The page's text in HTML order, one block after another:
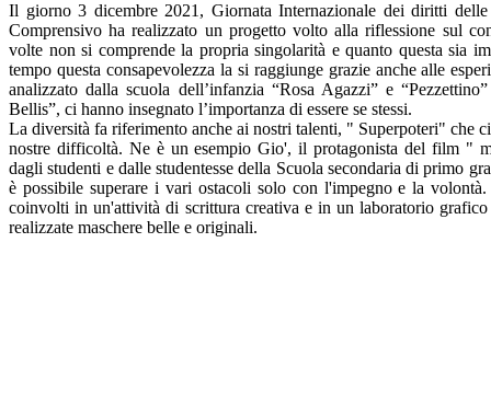
Il giorno 3 dicembre 2021, Giornata Internazionale dei diritti
Comprensivo ha realizzato un progetto volto alla riflessione sul
volte non si comprende la propria singolarità e quanto questa sia
tempo questa consapevolezza la si raggiunge grazie anche alle
analizzato dalla scuola dell’infanzia “Rosa Agazzi” e
Bellis”, ci hanno insegnato l’importanza di essere se stessi.
La diversità fa riferimento anche ai nostri talenti, " Superpoteri" che
nostre difficoltà. Ne è un esempio Gio', il protagonista del film "
dagli studenti e dalle studentesse della Scuola secondaria di primo
è possibile superare i vari ostacoli solo con l'impegno e la
coinvolti in un'attività di scrittura creativa e in un laboratorio
realizzate maschere belle e originali.